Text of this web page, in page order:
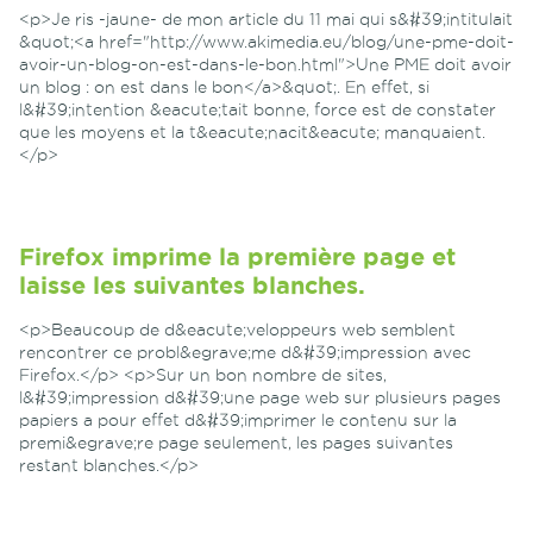
<p>Je ris -jaune- de mon article du 11 mai qui s&#39;intitulait
&quot;<a href="http://www.akimedia.eu/blog/une-pme-doit-
avoir-un-blog-on-est-dans-le-bon.html">Une PME doit avoir
un blog : on est dans le bon</a>&quot;. En effet, si
l&#39;intention &eacute;tait bonne, force est de constater
que les moyens et la t&eacute;nacit&eacute; manquaient.
</p>
Firefox imprime la première page et
laisse les suivantes blanches.
<p>Beaucoup de d&eacute;veloppeurs web semblent
rencontrer ce probl&egrave;me d&#39;impression avec
Firefox.</p> <p>Sur un bon nombre de sites,
l&#39;impression d&#39;une page web sur plusieurs pages
papiers a pour effet d&#39;imprimer le contenu sur la
premi&egrave;re page seulement, les pages suivantes
restant blanches.</p>